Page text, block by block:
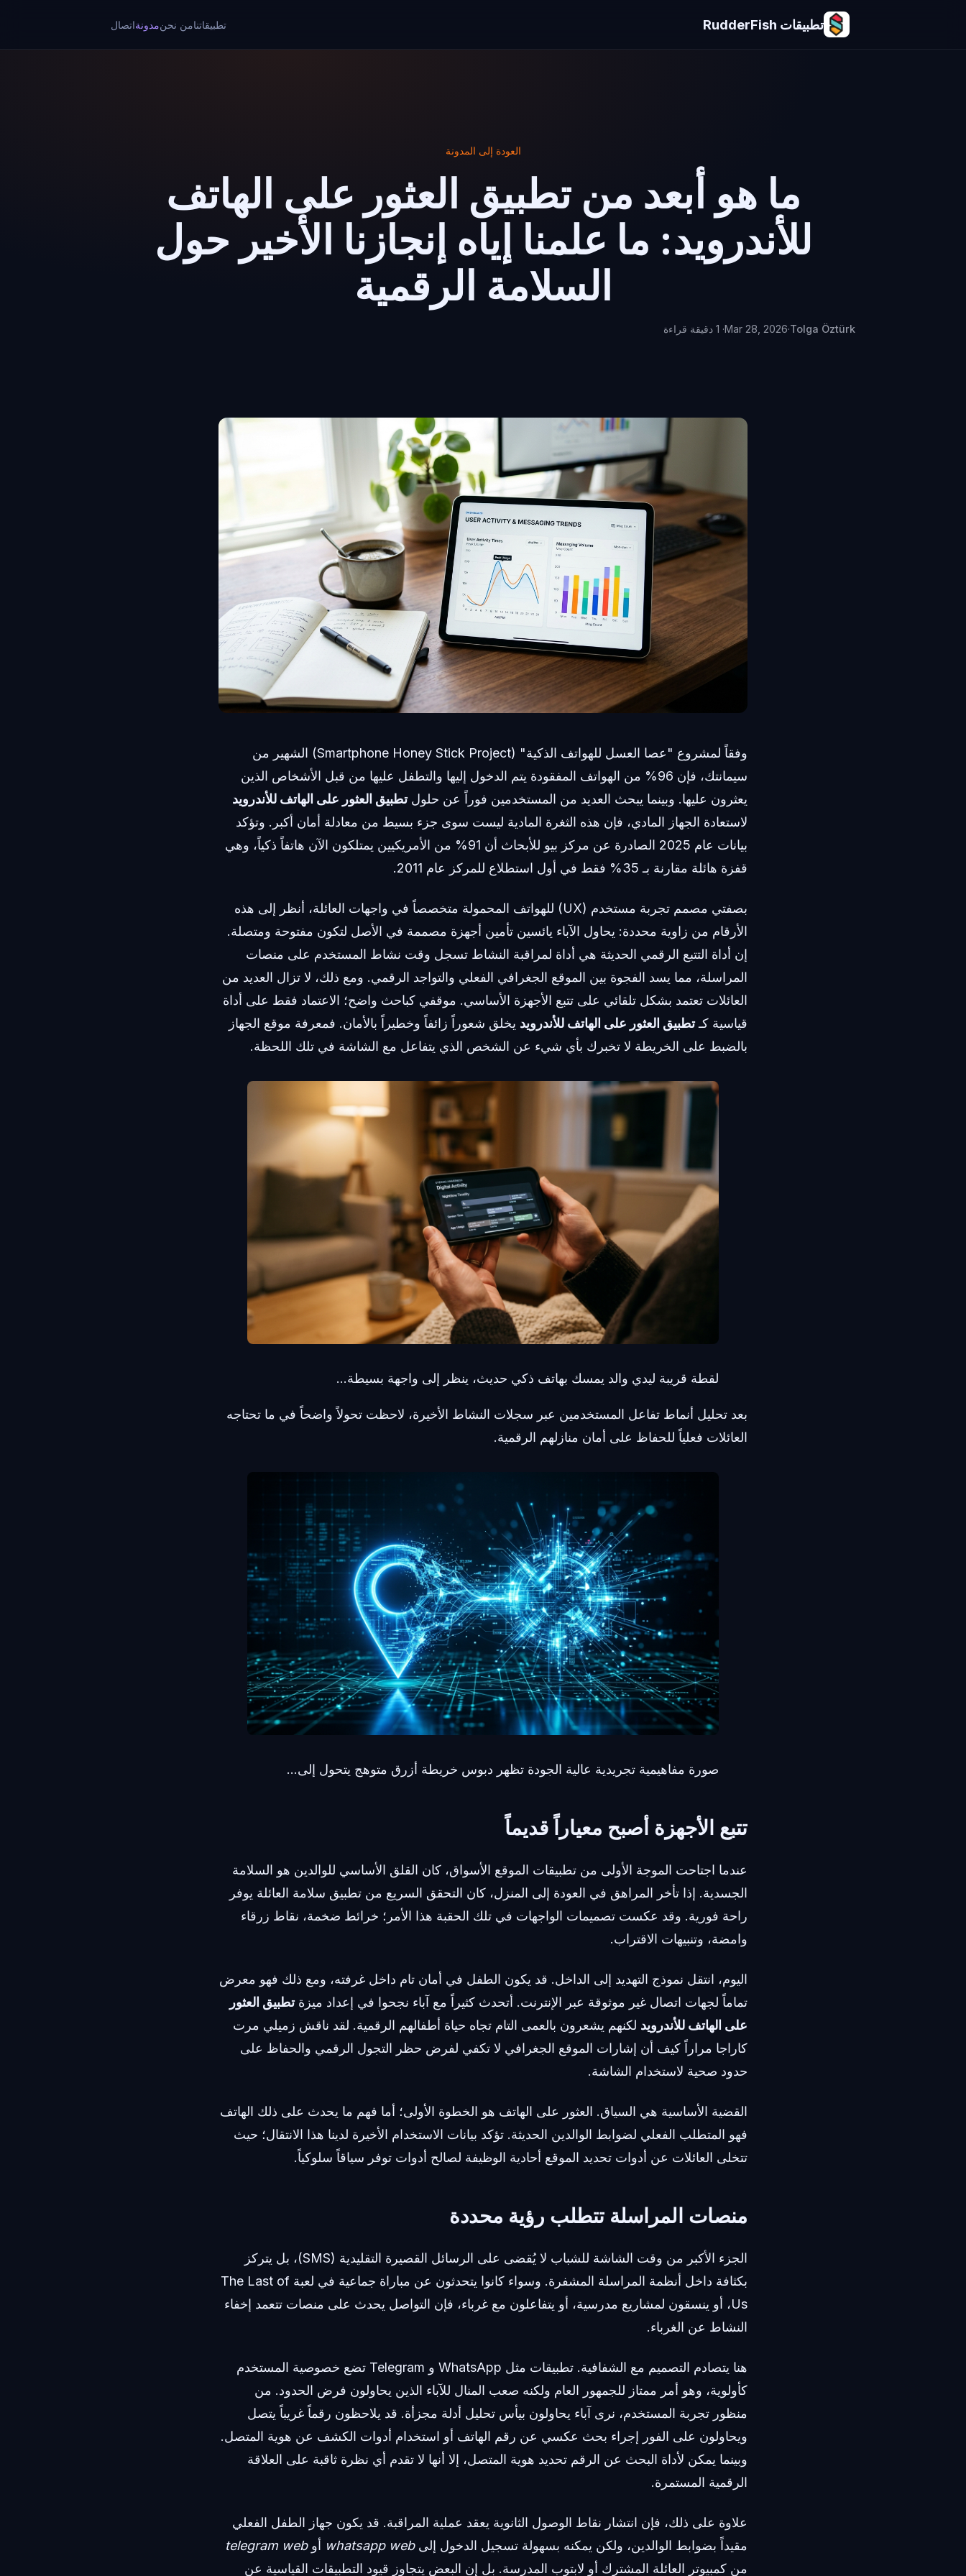
تطبيقات RudderFish تطبيقاتنامن نحنمدونةاتصال
العودة إلى المدونة
ما هو أبعد من تطبيق العثور على الهاتف
للأندرويد: ما علمنا إياه إنجازنا الأخير حول
السلامة الرقمية
Tolga Öztürk
·
Mar 28, 2026· 1 دقيقة قراءة
وفقاً لمشروع "عصا العسل للهواتف الذكية" (Smartphone Honey Stick Project) الشهير من
سيمانتك، فإن 96% من الهواتف المفقودة يتم الدخول إليها والتطفل عليها من قبل الأشخاص الذين
يعثرون عليها. وبينما يبحث العديد من المستخدمين فوراً عن حلولتطبيق العثور على الهاتف للأندرويد
لاستعادة الجهاز المادي، فإن هذه الثغرة المادية ليست سوى جزء بسيط من معادلة أمان أكبر. وتؤكد
بيانات عام 2025 الصادرة عن مركز بيو للأبحاث أن 91% من الأمريكيين يمتلكون الآن هاتفاً ذكياً، وهي
قفزة هائلة مقارنة بـ 35% فقط في أول استطلاع للمركز عام 2011.
بصفتي مصمم تجربة مستخدم (UX) للهواتف المحمولة متخصصاً في واجهات العائلة، أنظر إلى هذه
الأرقام من زاوية محددة: يحاول الآباء يائسين تأمين أجهزة مصممة في الأصل لتكون مفتوحة ومتصلة.
إن أداة التتبع الرقمي الحديثة هي أداة لمراقبة النشاط تسجل وقت نشاط المستخدم على منصات
المراسلة، مما يسد الفجوة بين الموقع الجغرافي الفعلي والتواجد الرقمي. ومع ذلك، لا تزال العديد من
العائلات تعتمد بشكل تلقائي على تتبع الأجهزة الأساسي. موقفي كباحث واضح؛ الاعتماد فقط على أداة
قياسية كـتطبيق العثور على الهاتف للأندرويد يخلق شعوراً زائفاً وخطيراً بالأمان. فمعرفة موقع الجهاز
بالضبط على الخريطة لا تخبرك بأي شيء عن الشخص الذي يتفاعل مع الشاشة في تلك اللحظة.
لقطة قريبة ليدي والد يمسك بهاتف ذكي حديث، ينظر إلى واجهة بسيطة...
بعد تحليل أنماط تفاعل المستخدمين عبر سجلات النشاط الأخيرة، لاحظت تحولاً واضحاً في ما تحتاجه
العائلات فعلياً للحفاظ على أمان منازلهم الرقمية.
صورة مفاهيمية تجريدية عالية الجودة تظهر دبوس خريطة أزرق متوهج يتحول إلى...
تتبع الأجهزة أصبح معياراً قديماً
عندما اجتاحت الموجة الأولى من تطبيقات الموقع الأسواق، كان القلق الأساسي للوالدين هو السلامة
الجسدية. إذا تأخر المراهق في العودة إلى المنزل، كان التحقق السريع من تطبيق سلامة العائلة يوفر
راحة فورية. وقد عكست تصميمات الواجهات في تلك الحقبة هذا الأمر؛ خرائط ضخمة، نقاط زرقاء
وامضة، وتنبيهات الاقتراب.
اليوم، انتقل نموذج التهديد إلى الداخل. قد يكون الطفل في أمان تام داخل غرفته، ومع ذلك فهو معرض
تماماً لجهات اتصال غير موثوقة عبر الإنترنت. أتحدث كثيراً مع آباء نجحوا في إعداد ميزةتطبيق العثور
على الهاتف للأندرويد لكنهم يشعرون بالعمى التام تجاه حياة أطفالهم الرقمية. لقد ناقش زميلي مرت
كاراجا مراراً كيف أن إشارات الموقع الجغرافي لا تكفي لفرض حظر التجول الرقمي والحفاظ على
حدود صحية لاستخدام الشاشة.
القضية الأساسية هي السياق. العثور على الهاتف هو الخطوة الأولى؛ أما فهم ما يحدث على ذلك الهاتف
فهو المتطلب الفعلي لضوابط الوالدين الحديثة. تؤكد بيانات الاستخدام الأخيرة لدينا هذا الانتقال؛ حيث
تتخلى العائلات عن أدوات تحديد الموقع أحادية الوظيفة لصالح أدوات توفر سياقاً سلوكياً.
منصات المراسلة تتطلب رؤية محددة
الجزء الأكبر من وقت الشاشة للشباب لا يُقضى على الرسائل القصيرة التقليدية (SMS)، بل يتركز
بكثافة داخل أنظمة المراسلة المشفرة. وسواء كانوا يتحدثون عن مباراة جماعية في لعبة The Last of
Us، أو ينسقون لمشاريع مدرسية، أو يتفاعلون مع غرباء، فإن التواصل يحدث على منصات تتعمد إخفاء
النشاط عن الغرباء.
هنا يتصادم التصميم مع الشفافية. تطبيقات مثل WhatsApp و Telegram تضع خصوصية المستخدم
كأولوية، وهو أمر ممتاز للجمهور العام ولكنه صعب المنال للآباء الذين يحاولون فرض الحدود. من
منظور تجربة المستخدم، نرى آباء يحاولون بيأس تحليل أدلة مجزأة. قد يلاحظون رقماً غريباً يتصل
ويحاولون على الفور إجراء بحث عكسي عن رقم الهاتف أو استخدام أدوات الكشف عن هوية المتصل.
وبينما يمكن لأداة البحث عن الرقم تحديد هوية المتصل، إلا أنها لا تقدم أي نظرة ثاقبة على العلاقة
الرقمية المستمرة.
علاوة على ذلك، فإن انتشار نقاط الوصول الثانوية يعقد عملية المراقبة. قد يكون جهاز الطفل الفعلي
مقيداً بضوابط الوالدين، ولكن يمكنه بسهولة تسجيل الدخول إلىwhatsapp web أوtelegram web
من كمبيوتر العائلة المشترك أو لابتوب المدرسة. بل إن البعض يتجاوز قيود التطبيقات القياسية عن